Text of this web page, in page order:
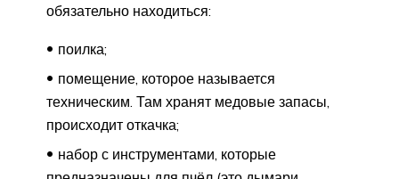
обязательно находиться:
поилка;
помещение, которое называется
техническим. Там хранят медовые запасы,
происходит откачка;
набор с инструментами, которые